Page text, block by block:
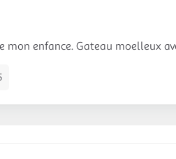
mon enfance. Gateau moelleux